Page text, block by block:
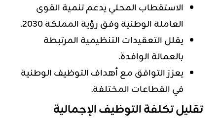
الاستقطاب المحلي يدعم تنمية القوى
العاملة الوطنية وفق رؤية المملكة 2030.
يقلل التعقيدات التنظيمية المرتبطة
بالعمالة الوافدة.
يعزز التوافق مع أهداف التوظيف الوطنية
في القطاعات المختلفة.
تقليل تكلفة التوظيف الإجمالية